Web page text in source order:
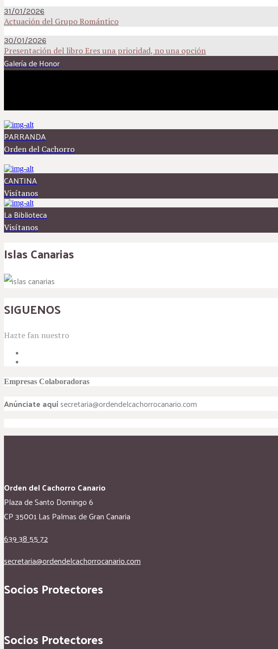
31/01/2026
Actuación del Grupo Romántico
30/01/2026
Presentación del libro Eres una prioridad, no una opción
Galería de Honor
PARRANDA
Orden del Cachorro
CANTINA
Visítanos
La Biblioteca
Visítanos
Islas Canarias
SIGUENOS
Hazte fan nuestro
Empresas Colaboradoras
Anúnciate aquísecretaria@ordendelcachorrocanario.com
Orden del Cachorro Canario
Plaza de Santo Domingo 6
CP 35001 Las Palmas de Gran Canaria
639 38 55 72
secretaria@ordendelcachorrocanario.com
Socios Protectores
Socios Protectores